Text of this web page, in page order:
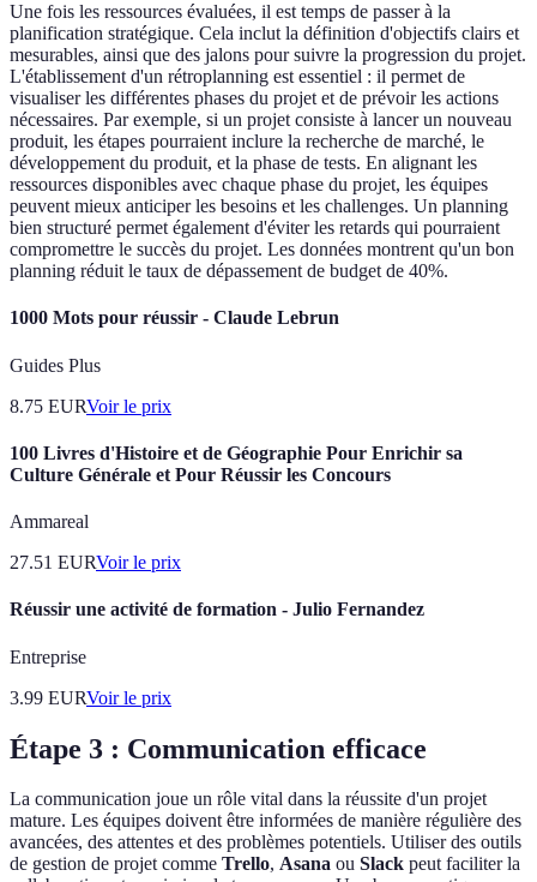
Une fois les ressources évaluées, il est temps de passer à la
planification stratégique. Cela inclut la définition d'objectifs clairs et
mesurables, ainsi que des jalons pour suivre la progression du projet.
L'établissement d'un rétroplanning est essentiel : il permet de
visualiser les différentes phases du projet et de prévoir les actions
nécessaires. Par exemple, si un projet consiste à lancer un nouveau
produit, les étapes pourraient inclure la recherche de marché, le
développement du produit, et la phase de tests. En alignant les
ressources disponibles avec chaque phase du projet, les équipes
peuvent mieux anticiper les besoins et les challenges. Un planning
bien structuré permet également d'éviter les retards qui pourraient
compromettre le succès du projet. Les données montrent qu'un bon
planning réduit le taux de dépassement de budget de 40%.
1000 Mots pour réussir - Claude Lebrun
Guides Plus
8.75 EURVoir le prix
100 Livres d'Histoire et de Géographie Pour Enrichir sa
Culture Générale et Pour Réussir les Concours
Ammareal
27.51 EURVoir le prix
Réussir une activité de formation - Julio Fernandez
Entreprise
3.99 EURVoir le prix
Étape 3 : Communication efficace
La communication joue un rôle vital dans la réussite d'un projet
mature. Les équipes doivent être informées de manière régulière des
avancées, des attentes et des problèmes potentiels. Utiliser des outils
de gestion de projet comme Trello, Asana ou Slack peut faciliter la